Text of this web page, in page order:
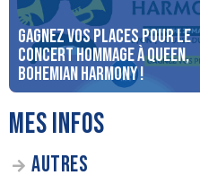
Gagnez vos places pour le
concert Hommage à Queen,
Bohemian Harmony !
MES INFOS
AUTRES